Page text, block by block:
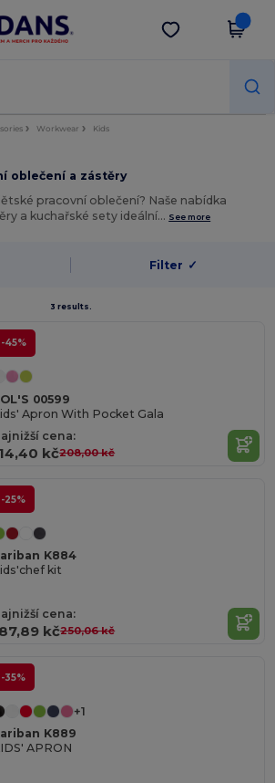
aplikaci!
Stáhnout app
Workwear Kids
oblečení a zástěry
pracovní oblečení? Naše nabídka
a kuchařské sety ideální… See more
Filter ✓
3 results.
-45%
00599
Apron With Pocket Gala
cena:
kč208,00 kč
-25%
K884
kit
cena:
kč250,06 kč
-35%
+1
K889
APRON